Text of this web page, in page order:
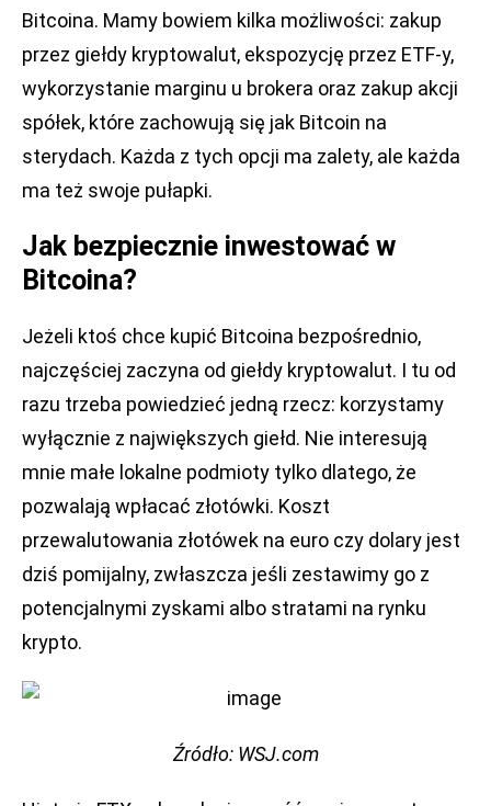
Bitcoina. Mamy bowiem kilka możliwości: zakup
przez giełdy kryptowalut, ekspozycję przez ETF-y,
wykorzystanie marginu u brokera oraz zakup akcji
spółek, które zachowują się jak Bitcoin na
sterydach. Każda z tych opcji ma zalety, ale każda
ma też swoje pułapki.
Jak bezpiecznie inwestować w
Bitcoina?
Jeżeli ktoś chce kupić Bitcoina bezpośrednio,
najczęściej zaczyna od giełdy kryptowalut. I tu od
razu trzeba powiedzieć jedną rzecz: korzystamy
wyłącznie z największych giełd. Nie interesują
mnie małe lokalne podmioty tylko dlatego, że
pozwalają wpłacać złotówki. Koszt
przewalutowania złotówek na euro czy dolary jest
dziś pomijalny, zwłaszcza jeśli zestawimy go z
potencjalnymi zyskami albo stratami na rynku
krypto.
Źródło: WSJ.com